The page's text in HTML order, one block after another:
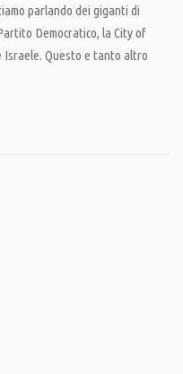
parlando dei giganti di
Democratico, la City of
Israele. Questo e tanto altro